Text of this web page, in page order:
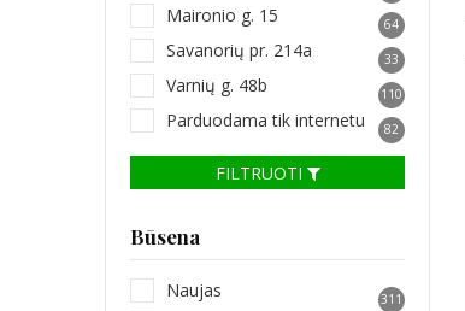
Maironio g. 15 64
Savanorių pr. 214a 33
Varnių g. 48b 110
Parduodama tik internetu 82
FILTRUOTI
Būsena
Naujas 311